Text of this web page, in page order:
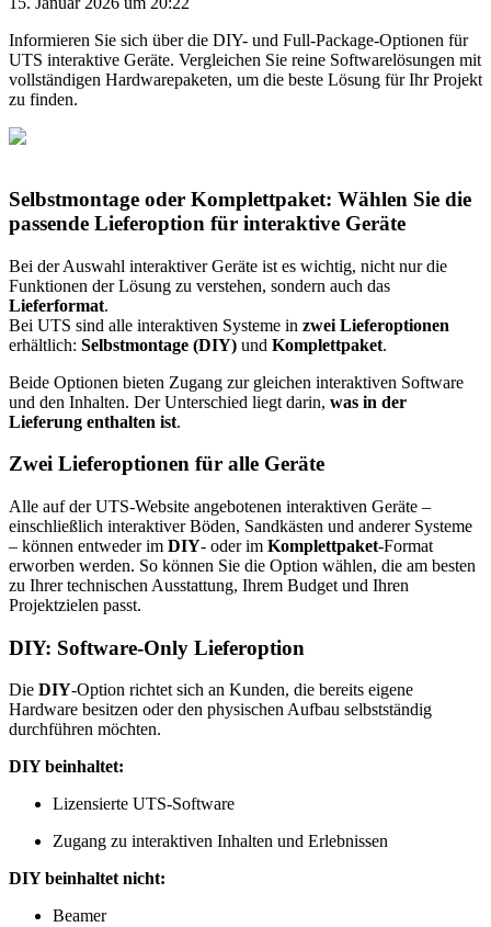
Informieren Sie sich über die DIY- und Full-Package-Optionen für
UTS interaktive Geräte. Vergleichen Sie reine Softwarelösungen mit
vollständigen Hardwarepaketen, um die beste Lösung für Ihr Projekt
zu finden.
Selbstmontage oder Komplettpaket: Wählen Sie die
passende Lieferoption für interaktive Geräte
Bei der Auswahl interaktiver Geräte ist es wichtig, nicht nur die
Funktionen der Lösung zu verstehen, sondern auch das
Lieferformat.
Bei UTS sind alle interaktiven Systeme in zwei Lieferoptionen
erhältlich: Selbstmontage (DIY) und Komplettpaket.
Beide Optionen bieten Zugang zur gleichen interaktiven Software
und den Inhalten. Der Unterschied liegt darin, was in der
Lieferung enthalten ist.
Zwei Lieferoptionen für alle Geräte
Alle auf der UTS-Website angebotenen interaktiven Geräte –
einschließlich interaktiver Böden, Sandkästen und anderer Systeme
– können entweder im DIY- oder im Komplettpaket-Format
erworben werden. So können Sie die Option wählen, die am besten
zu Ihrer technischen Ausstattung, Ihrem Budget und Ihren
Projektzielen passt.
DIY: Software-Only Lieferoption
Die DIY-Option richtet sich an Kunden, die bereits eigene
Hardware besitzen oder den physischen Aufbau selbstständig
durchführen möchten.
DIY beinhaltet:
Lizensierte UTS-Software
Zugang zu interaktiven Inhalten und Erlebnissen
DIY beinhaltet nicht:
Beamer